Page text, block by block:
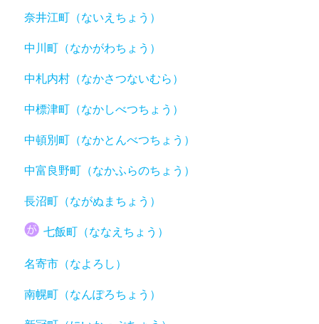
奈井江町（ないえちょう）
中川町（なかがわちょう）
中札内村（なかさつないむら）
中標津町（なかしべつちょう）
中頓別町（なかとんべつちょう）
中富良野町（なかふらのちょう）
長沼町（ながぬまちょう）
七飯町（ななえちょう）
名寄市（なよろし）
南幌町（なんぽろちょう）